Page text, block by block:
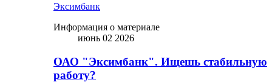
Эксимбанк
Информация о материале
июнь 02 2026
ОАО "Эксимбанк". Ищешь стабильную
работу?